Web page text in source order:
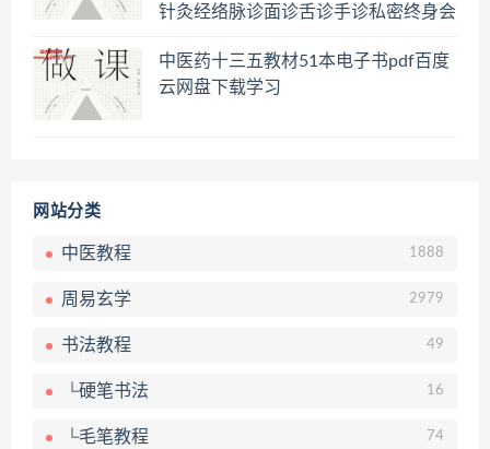
针灸经络脉诊面诊舌诊手诊私密终身会
中医药十三五教材51本电子书pdf百度
云网盘下载学习
网站分类
中医教程 1888
周易玄学 2979
书法教程 49
└硬笔书法 16
└毛笔教程 74